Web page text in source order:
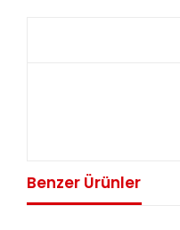
Uyumlu Model:
Galaxy A11
Benzer Ürünler